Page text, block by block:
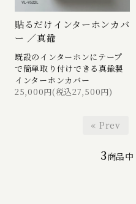
貼るだけインターホンカバ
ー ／真鍮
既設のインターホンにテープ
で簡単取り付けできる真鍮製
インターホンカバー
25,000円(税込27,500円)
« Prev
3商品中